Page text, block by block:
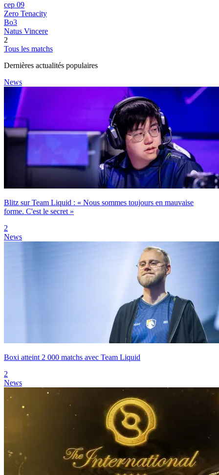
сер 09
Zero Tenacity
Bo3
Natus Vincere
2
Tous les matchs
Dernières actualités populaires
News
Blitz sur Team Liquid : « Nous sommes toujours en mauvaise
forme. C'est le secret »
2
News
Boxi atteint 2 000 matchs avec Team Liquid
2
News